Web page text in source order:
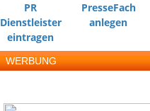
PR
Dienstleister
eintragen
PresseFach
anlegen
WERBUNG